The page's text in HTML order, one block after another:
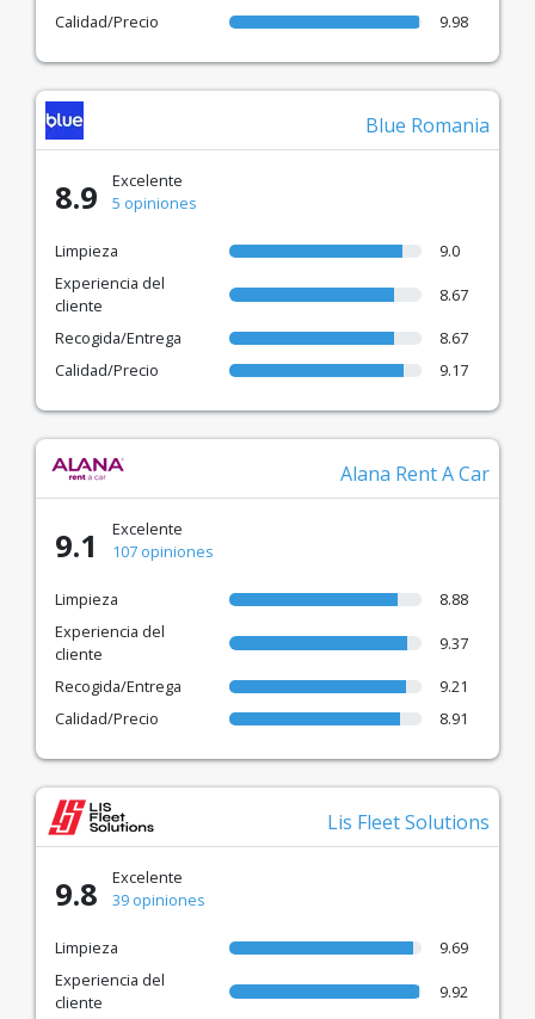
Calidad/Precio
9.98
Blue Romania
8.9
Excelente
5 opiniones
Limpieza
9.0
Experiencia del
cliente
8.67
Recogida/Entrega
8.67
Calidad/Precio
9.17
Alana Rent A Car
9.1
Excelente
107 opiniones
Limpieza
8.88
Experiencia del
cliente
9.37
Recogida/Entrega
9.21
Calidad/Precio
8.91
Lis Fleet Solutions
9.8
Excelente
39 opiniones
Limpieza
9.69
Experiencia del
cliente
9.92